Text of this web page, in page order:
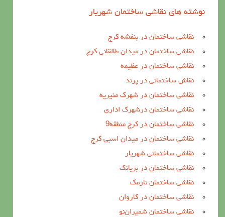
نوشته های نقاشی ساختمان شهریار
نقاشی ساختمان در بنفشه کرج
نقاشی ساختمان در میدان طالقانی کرج
نقاشی ساختمان در عظیمه
نقاش ساختمانی در پرند
نقاشی ساختمان در شهرک منیریه
نقاشی ساختمان درشهرک اداری
نقاشی ساختمان در کرج منطقه9
نقاشی ساختمان در میدان اسبی کرج
نقاشی ساختمانی شهریار
نقاشی ساختمان در بریانک
نقاشی ساختمان نارمک
نقاشی ساختمان در کاروان
نقاشی ساختمان شمیران‌نو